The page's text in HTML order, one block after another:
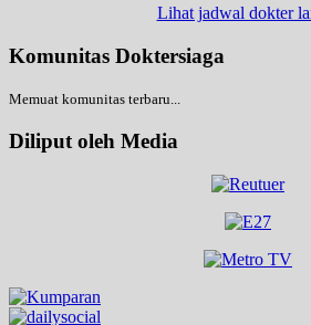
Lihat jadwal dokter
Komunitas Doktersiaga
Memuat komunitas terbaru...
Diliput oleh Media